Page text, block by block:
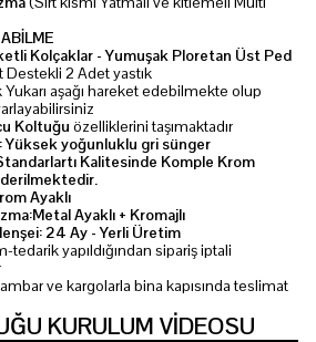
Kolçaklar - Yumuşak Ploretan Üst Ped
Destekli 2 Adet yastık
aşağı hareket edebilmekte olup
Koltuğu özelliklerini taşımaktadır
Yüksek yoğunluklu gri sünger
Kalitesinde Komple Krom
Ayaklı
Ayaklı + Kromajlı
24 Ay - Yerli Üretim
tedarik yapıldığından sipariş iptali
ve kargolarla bina kapısında teslimat
KURULUM VİDEOSU